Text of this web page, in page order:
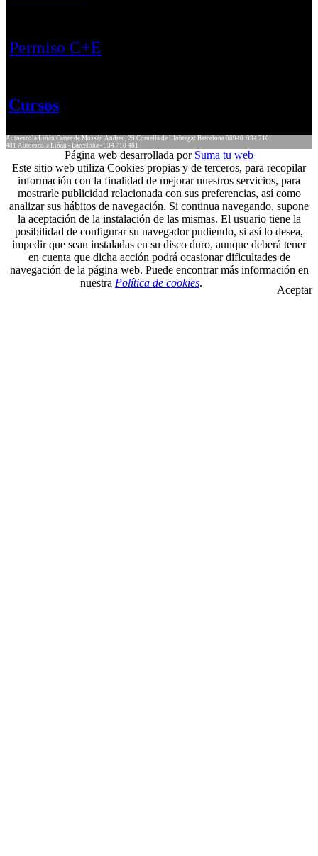
Permiso C+E
Cursos
Autoescola Liñán Carrer de Mossèn Andreu, 29 Cornellà de Llobregat Barcelona 08940 934 710
481 Autoescola Liñán - Barcelona - 934 710 481
Página web desarrollada por Suma tu web
Este sitio web utiliza Cookies propias y de terceros, para recopilar
información con la finalidad de mejorar nuestros servicios, para
mostrarle publicidad relacionada con sus preferencias, así como
analizar sus hábitos de navegación. Si continua navegando, supone
la aceptación de la instalación de las mismas. El usuario tiene la
posibilidad de configurar su navegador pudiendo, si así lo desea,
impedir que sean instaladas en su disco duro, aunque deberá tener
en cuenta que dicha acción podrá ocasionar dificultades de
navegación de la página web. Puede encontrar más información en
nuestra Política de cookies.
Aceptar